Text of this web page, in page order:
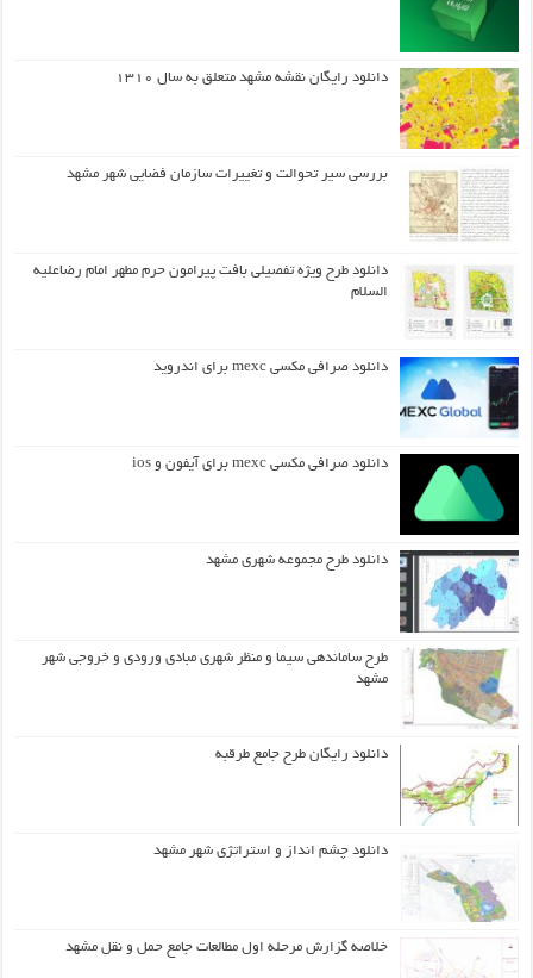
دانلود رایگان نقشه مشهد متعلق به سال ۱۳۱۰
بررسی سیر تحوالت و تغییرات سازمان فضایی شهر مشهد
دانلود طرح ويژه تفصيلي بافت پيرامون حرم مطهر امام رضاعليه
السلام
دانلود صرافی مکسی mexc برای اندروید
دانلود صرافی مکسی mexc برای آیفون و ios
دانلود طرح مجموعه شهری مشهد
طرح ساماندهی سیما و منظر شهری مبادی ورودی و خروجی شهر
مشهد
دانلود رایگان طرح جامع طرقبه
دانلود چشم انداز و استراتژی شهر مشهد
خلاصه گزارش مرحله اول مطالعات جامع حمل و نقل مشهد